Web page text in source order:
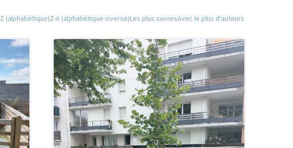
(alphabétique)Z-A (alphabétique inverse)Les plus suiviesAvec le plus d'auteurs